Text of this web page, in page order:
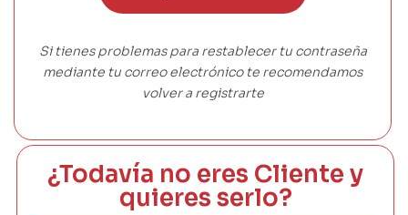
Si tienes problemas para restablecer tu contraseña
mediante tu correo electrónico te recomendamos
volver a registrarte
¿Todavía no eres Cliente y
quieres serlo?